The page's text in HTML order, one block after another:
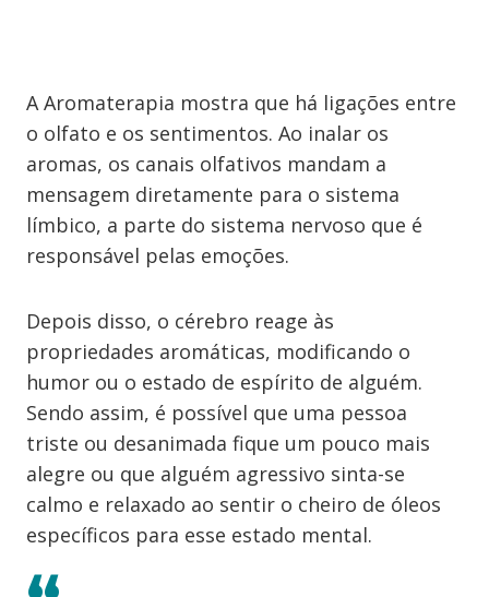
A Aromaterapia mostra que há ligações entre
o olfato e os sentimentos. Ao inalar os
aromas, os canais olfativos mandam a
mensagem diretamente para o sistema
límbico, a parte do sistema nervoso que é
responsável pelas emoções.
Depois disso, o cérebro reage às
propriedades aromáticas, modificando o
humor ou o estado de espírito de alguém.
Sendo assim, é possível que uma pessoa
triste ou desanimada fique um pouco mais
alegre ou que alguém agressivo sinta-se
calmo e relaxado ao sentir o cheiro de óleos
específicos para esse estado mental.